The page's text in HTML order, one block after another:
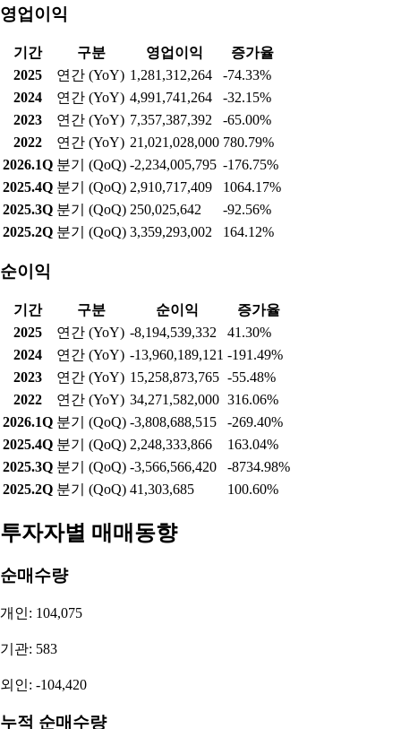
영업이익
기간 구분 영업이익
증가율
2025
연간 (YoY) 1,281,312,264
-74.33%
2024
연간 (YoY) 4,991,741,264
-32.15%
2023
연간 (YoY) 7,357,387,392
-65.00%
2022
연간 (YoY) 21,021,028,000 780.79%
2026.1Q 분기 (QoQ) -2,234,005,795 -176.75%
2025.4Q 분기 (QoQ) 2,910,717,409
1064.17%
2025.3Q 분기 (QoQ) 250,025,642
-92.56%
2025.2Q 분기 (QoQ) 3,359,293,002 164.12%
순이익
기간 구분 순이익
증가율
2025
연간 (YoY) -8,194,539,332
41.30%
2024
연간 (YoY) -13,960,189,121 -191.49%
2023
연간 (YoY) 15,258,873,765 -55.48%
2022
연간 (YoY) 34,271,582,000 316.06%
2026.1Q 분기 (QoQ) -3,808,688,515
-269.40%
2025.4Q 분기 (QoQ) 2,248,333,866
163.04%
2025.3Q 분기 (QoQ) -3,566,566,420
-8734.98%
2025.2Q 분기 (QoQ) 41,303,685 100.60%
투자자별 매매동향
순매수량
개인: 104,075
기관: 583
외인: -104,420
누적 순매수량